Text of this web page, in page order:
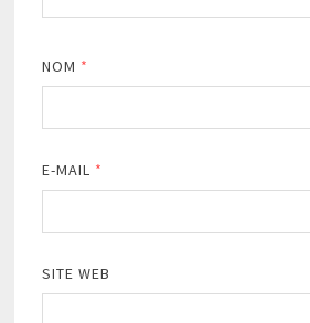
NOM *
E-MAIL *
SITE WEB